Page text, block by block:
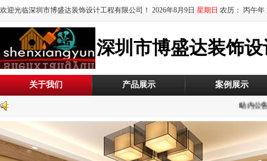
欢迎光临深圳市博盛达装饰设计工程有限公司！ 2026年8月9日 星期日 农历： 丙午年
深圳市博盛达装饰
关于我们 产品展示 案例展示
站内公告: